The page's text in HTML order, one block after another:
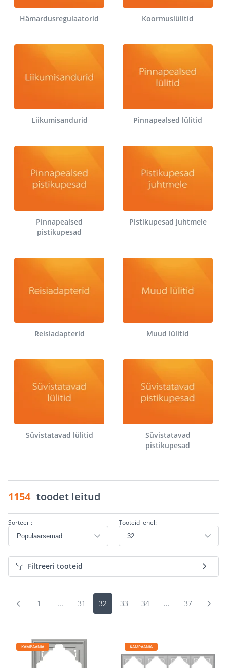
Hämardusregulaatorid Koormuslülitid
Liikumisandurid Pinnapealsed lülitid
Pinnapealsed
pistikupesad
Pistikupesad juhtmele
Reisiadapterid Muud lülitid
Süvistatavad lülitid
Süvistatavad
pistikupesad
1154 toodet leitud
Sorteeri: Tooteid lehel:
Filtreeri tooteid
1 ... 31 32 33 34 ... 37
KAMPAANIA KAMPAANIA